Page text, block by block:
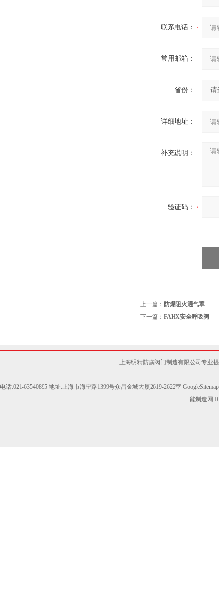
联系电话：
常用邮箱：
省份：
详细地址：
补充说明：
验证码：
上一篇： 防爆阻火通气罩
下一篇： FAHX安全呼吸阀
上海明精防腐阀门制造有限公司专业
电话:021-63540895 地址:上海市海宁路1399号众昌金城大厦2619-2622室 GoogleSitemap
能制造网